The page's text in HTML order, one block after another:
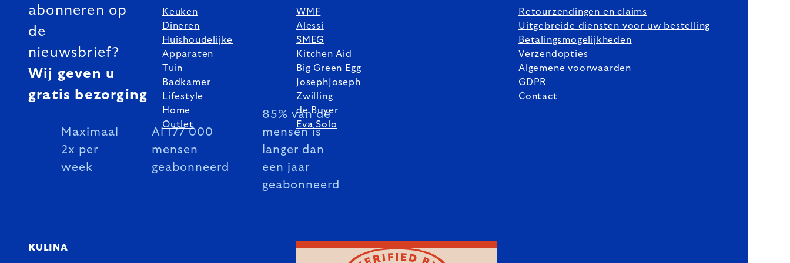
abonneren op
de
nieuwsbrief?
Wij geven u
gratis bezorging
Maximaal
2x per
week
Al 177 000
mensen
geabonneerd
85% van de
mensen is
langer dan
een jaar
geabonneerd
Keuken
Dineren
Huishoudelijke
Apparaten
Tuin
Badkamer
Lifestyle
Home
Outlet
WMF
Alessi
SMEG
Kitchen Aid
Big Green Egg
JosephJoseph
Zwilling
de Buyer
Eva Solo
Retourzendingen en claims
Uitgebreide diensten voor uw bestelling
Betalingsmogelijkheden
Verzendopties
Algemene voorwaarden
GDPR
Contact
KULINA